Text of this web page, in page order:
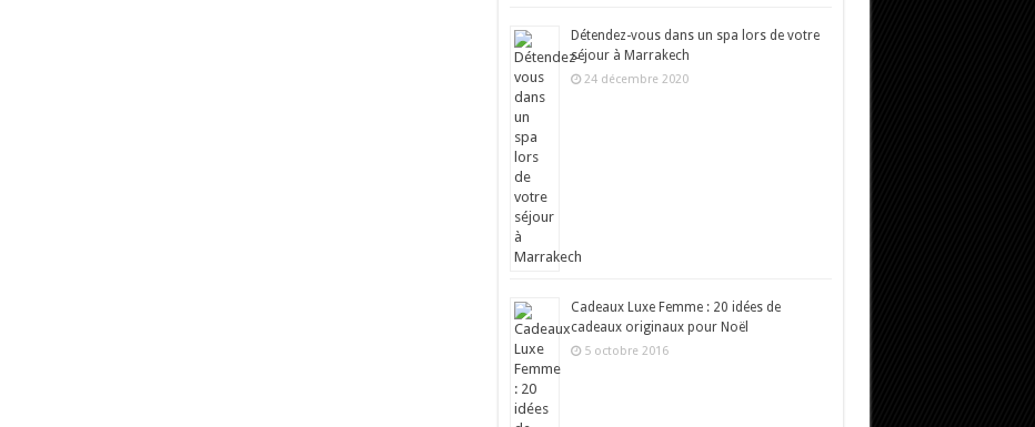
Détendez-vous dans un spa lors de votre
séjour à Marrakech
24 décembre 2020
Cadeaux Luxe Femme : 20 idées de
cadeaux originaux pour Noël
5 octobre 2016